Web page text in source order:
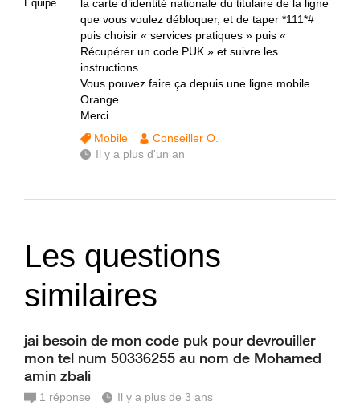
Equipe
la carte d’identité nationale du titulaire de la ligne
que vous voulez débloquer, et de taper *111*#
puis choisir « services pratiques » puis «
Récupérer un code PUK » et suivre les
instructions.
Vous pouvez faire ça depuis une ligne mobile
Orange.
Merci.
Mobile
Conseiller O.
Il y a plus d'un an
Les questions
similaires
jai besoin de mon code puk pour devrouiller
mon tel num 50336255 au nom de Mohamed
amin zbali
1 réponse Il y a plus de 3 ans